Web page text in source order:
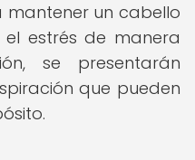
un cabello
estrés de manera
se presentarán
que pueden